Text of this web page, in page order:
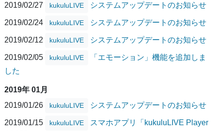
2019/02/27
kukuluLIVE システムアップデートのお知らせ
2019/02/24 kukuluLIVE システムアップデートのお知らせ
2019/02/12 kukuluLIVE システムアップデートのお知らせ
2019/02/05 kukuluLIVE
「エモーション」機能を追加しま
した
2019年 01月
2019/01/26
kukuluLIVE システムアップデートのお知らせ
2019/01/15 kukuluLIVE
スマホアプリ「kukuluLIVE Player